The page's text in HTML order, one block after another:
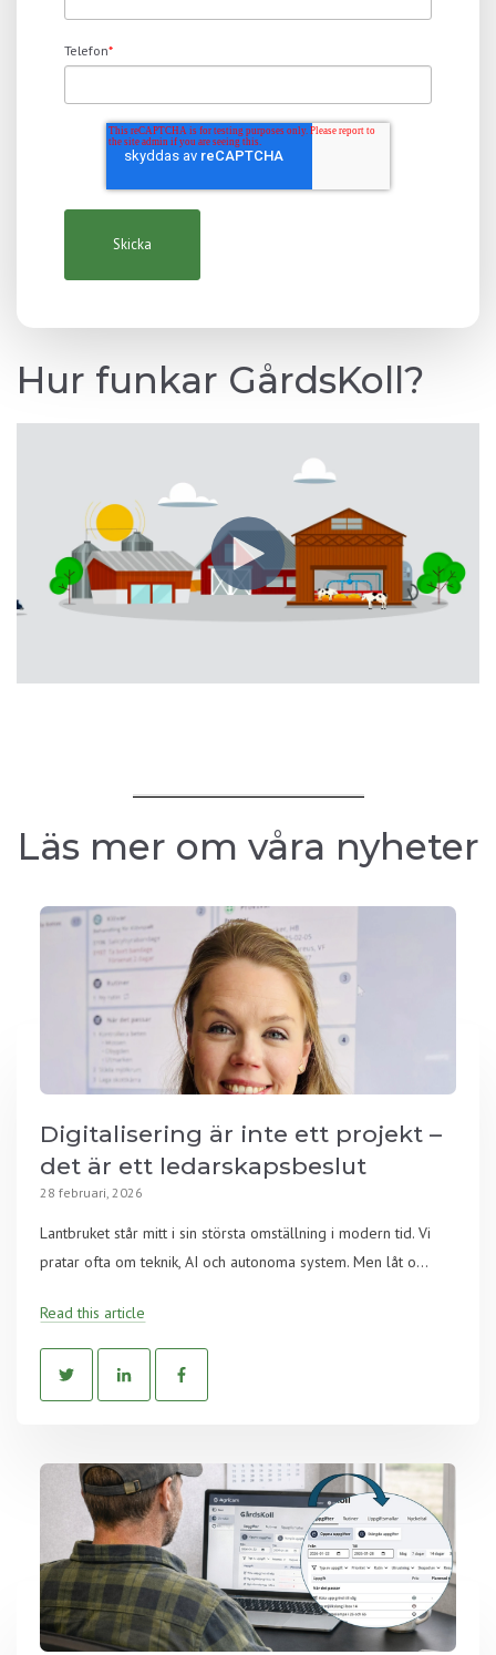
Telefon*
Hur funkar GårdsKoll?
Läs mer om våra nyheter
Digitalisering är inte ett projekt –
det är ett ledarskapsbeslut
28 februari, 2026
Lantbruket står mitt i sin största omställning i modern tid. Vi
pratar ofta om teknik, AI och autonoma system. Men låt o...
Read this article